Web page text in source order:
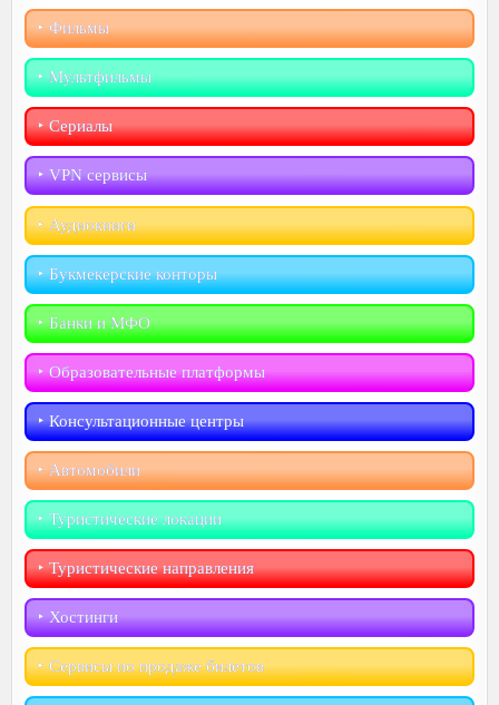
‣︎ Фильмы
‣︎ Мультфильмы
‣︎ Сериалы
‣︎ VPN сервисы
‣︎ Аудиокниги
‣︎ Букмекерские конторы
‣︎ Банки и МФО
‣︎ Образовательные платформы
‣︎ Консультационные центры
‣︎ Автомобили
‣︎ Туристические локации
‣︎ Туристические направления
‣︎ Хостинги
‣︎ Сервисы по продаже билетов